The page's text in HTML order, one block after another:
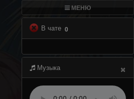
МЕНЮ
В чате 0
Музыка ×